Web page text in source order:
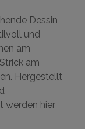
Dessin
und
am
am
Hergestellt
werden hier